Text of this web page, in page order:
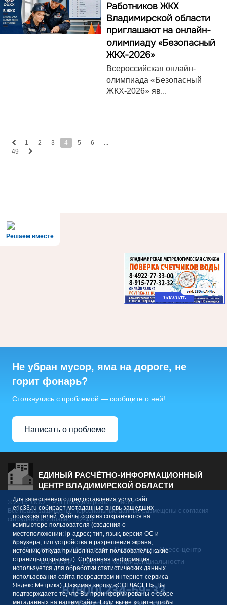
Работников ЖКХ
Владимирской области
приглашают на онлайн-
олимпиаду «Безопасный
ЖКХ-2026»
Всероссийская онлайн-
олимпиада «Безопасный
ЖКХ-2026» яв...
1 2 3 4 5 6
49
Решаем вместе
Не убран мусор, яма на дороге, не
горит фонарь?
Столкнулись с проблемой — сообщите о ней!
Написать о проблеме
ЕДИНЫЙ РАСЧЁТНО-ИНФОРМАЦИОННЫЙ
ЦЕНТР ВЛАДИМИРСКОЙ ОБЛАСТИ
© 2015. ООО "ЕРИЦ Владимирской области"
Все права защищены. Персональные данные размещены с согласия
сотрудников согласно 152-ФЗ.
О компании Абонентам Партнерам
Пресс-центр
Вакансии
Политика конфиденциальности
8 (800) 234-59-33
Для качественного предоставления услуг, сайт
eric33.ru собирает метаданные вновь зашедших
пользователей. Файлы cookies сохраняются на
компьютере пользователя (сведения о
местоположении; ip-адрес; тип, язык, версия ОС и
браузера; тип устройства и разрешение экрана;
источник, откуда пришел на сайт пользователь; какие
страницы открывает). Собранная информация
используется для обработки статистических данных
использования сайта посредством интернет-сервиса
Яндекс.Метрика). Нажимая кнопку «СОГЛАСЕН», Вы
подтверждаете то, что Вы проинформированы о сборе
метаданных на нашем сайте. Если вы не хотите, чтобы